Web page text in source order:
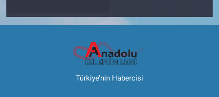
Türkiye’nin Habercisi